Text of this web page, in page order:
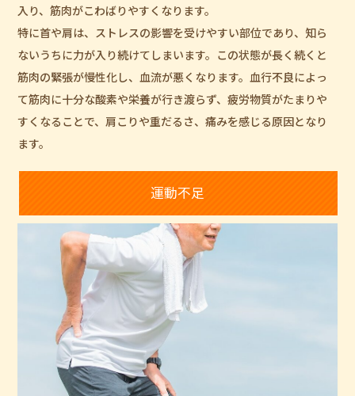
入り、筋肉がこわばりやすくなります。
特に首や肩は、ストレスの影響を受けやすい部位であり、知ら
ないうちに力が入り続けてしまいます。この状態が長く続くと
筋肉の緊張が慢性化し、血流が悪くなります。血行不良によっ
て筋肉に十分な酸素や栄養が行き渡らず、疲労物質がたまりや
すくなることで、肩こりや重だるさ、痛みを感じる原因となり
ます。
運動不足